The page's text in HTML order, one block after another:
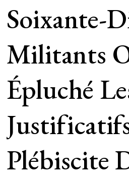
Soixante-
Militants
Épluché
Plébiscite